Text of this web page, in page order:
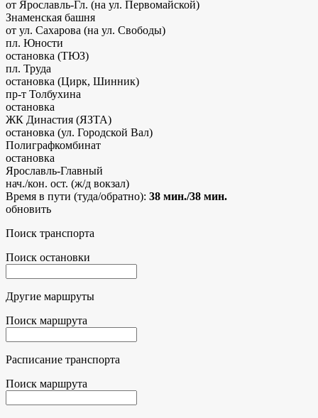
от Ярославль-Гл. (на ул. Первомайской)
Знаменская башня
от ул. Сахарова (на ул. Свободы)
пл. Юности
остановка (ТЮЗ)
пл. Труда
остановка (Цирк, Шинник)
пр-т Толбухина
остановка
ЖК Династия (ЯЗТА)
остановка (ул. Городской Вал)
Полиграфкомбинат
остановка
Ярославль-Главный
нач./кон. ост. (ж/д вокзал)
Время в пути (туда/обратно): 38 мин./38 мин.
обновить
Поиск транспорта
Поиск остановки
Другие маршруты
Поиск маршрута
Расписание транспорта
Поиск маршрута